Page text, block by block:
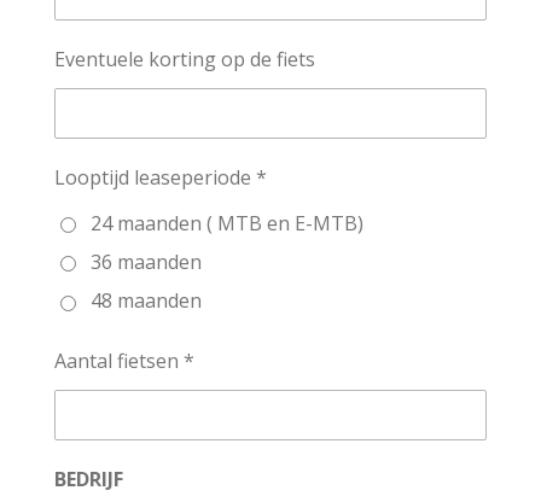
Eventuele korting op de fiets
Looptijd leaseperiode *
24 maanden ( MTB en E-MTB)
36 maanden
48 maanden
Aantal fietsen *
BEDRIJF